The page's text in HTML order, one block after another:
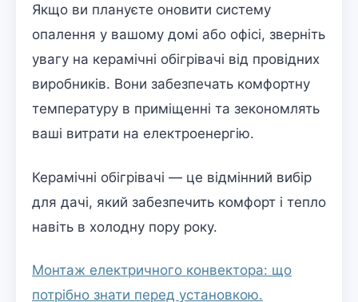
Якщо ви плануєте оновити систему
опалення у вашому домі або офісі, зверніть
увагу на керамічні обігрівачі від провідних
виробників. Вони забезпечать комфортну
температуру в приміщенні та зекономлять
ваші витрати на електроенергію.
Керамічні обігрівачі — це відмінний вибір
для дачі, який забезпечить комфорт і тепло
навіть в холодну пору року.
Монтаж електричного конвектора: що
потрібно знати перед установкою.